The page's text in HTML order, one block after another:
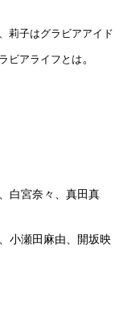
莉子はグラビアアイド
ビアライフとは。
白宮奈々、真田真
小瀬田麻由、開坂映